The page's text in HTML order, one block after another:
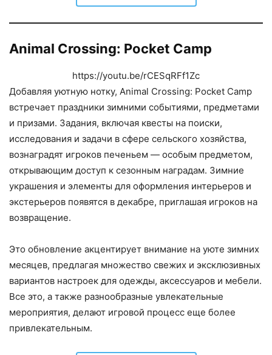
Animal Crossing: Pocket Camp
https://youtu.be/rCESqRFf1Zc
Добавляя уютную нотку, Animal Crossing: Pocket Camp
встречает праздники зимними событиями, предметами
и призами. Задания, включая квесты на поиски,
исследования и задачи в сфере сельского хозяйства,
вознаградят игроков печеньем — особым предметом,
открывающим доступ к сезонным наградам. Зимние
украшения и элементы для оформления интерьеров и
экстерьеров появятся в декабре, приглашая игроков на
возвращение.
Это обновление акцентирует внимание на уюте зимних
месяцев, предлагая множество свежих и эксклюзивных
вариантов настроек для одежды, аксессуаров и мебели.
Все это, а также разнообразные увлекательные
мероприятия, делают игровой процесс еще более
привлекательным.